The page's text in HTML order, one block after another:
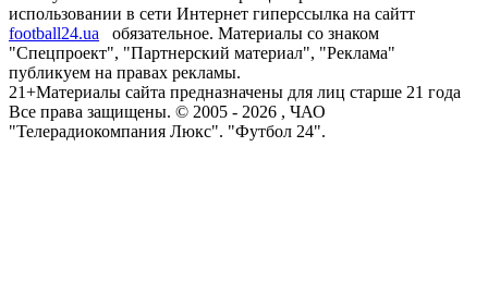
использовании в сети Интернет гиперссылка на сайтт
football24.ua
обязательное. Материалы со знаком
"Спецпроект", "Партнерский материал", "Реклама"
публикуем на правах рекламы.
21+Материалы сайта предназначены для лиц старше 21 года
Все права защищены. © 2005 - 2026 , ЧАО
"Телерадиокомпания Люкс". "Футбол 24".